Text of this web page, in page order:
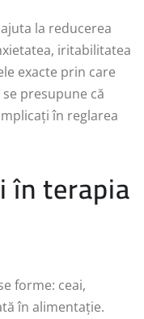
la reducerea
iritabilitatea
exacte prin care
presupune că
în reglarea
în terapia
forme: ceai,
în alimentație.